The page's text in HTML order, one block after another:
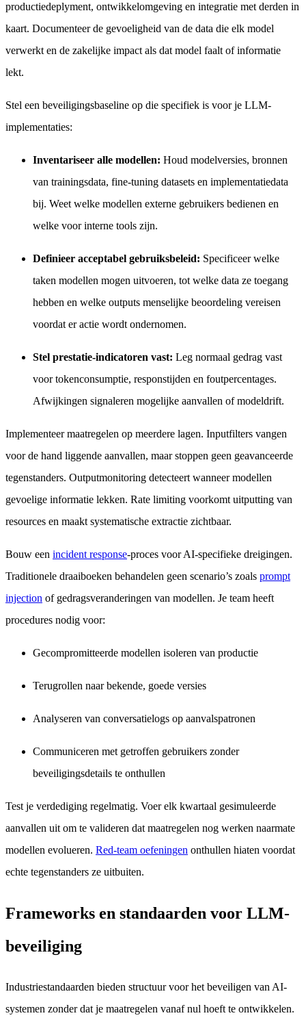
productiedeplyment, ontwikkelomgeving en integratie met derden in
kaart. Documenteer de gevoeligheid van de data die elk model
verwerkt en de zakelijke impact als dat model faalt of informatie
lekt.
Stel een beveiligingsbaseline op die specifiek is voor je LLM-
implementaties:
Inventariseer alle modellen: Houd modelversies, bronnen
van trainingsdata, fine-tuning datasets en implementatiedata
bij. Weet welke modellen externe gebruikers bedienen en
welke voor interne tools zijn.
Definieer acceptabel gebruiksbeleid: Specificeer welke
taken modellen mogen uitvoeren, tot welke data ze toegang
hebben en welke outputs menselijke beoordeling vereisen
voordat er actie wordt ondernomen.
Stel prestatie-indicatoren vast: Leg normaal gedrag vast
voor tokenconsumptie, responstijden en foutpercentages.
Afwijkingen signaleren mogelijke aanvallen of modeldrift.
Implementeer maatregelen op meerdere lagen. Inputfilters vangen
voor de hand liggende aanvallen, maar stoppen geen geavanceerde
tegenstanders. Outputmonitoring detecteert wanneer modellen
gevoelige informatie lekken. Rate limiting voorkomt uitputting van
resources en maakt systematische extractie zichtbaar.
Bouw een incident response-proces voor AI-specifieke dreigingen.
Traditionele draaiboeken behandelen geen scenario’s zoals prompt
injection of gedragsveranderingen van modellen. Je team heeft
procedures nodig voor:
Gecompromitteerde modellen isoleren van productie
Terugrollen naar bekende, goede versies
Analyseren van conversatielogs op aanvalspatronen
Communiceren met getroffen gebruikers zonder
beveiligingsdetails te onthullen
Test je verdediging regelmatig. Voer elk kwartaal gesimuleerde
aanvallen uit om te valideren dat maatregelen nog werken naarmate
modellen evolueren. Red-team oefeningen onthullen hiaten voordat
echte tegenstanders ze uitbuiten.
Frameworks en standaarden voor LLM-
beveiliging
Industriestandaarden bieden structuur voor het beveiligen van AI-
systemen zonder dat je maatregelen vanaf nul hoeft te ontwikkelen.